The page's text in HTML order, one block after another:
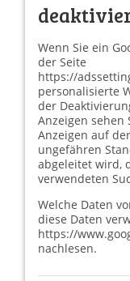
Wenn Sie ein
der Seite
https://
personalisierte
der
Anzeigen sehen
Anzeigen auf
ungefähren
abgeleitet wird,
verwendeten
Welche Daten
diese Daten
https://
nachlesen.